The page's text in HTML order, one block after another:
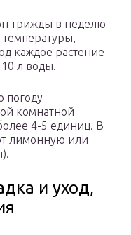
трижды в неделю
каждое растение
л воды.
погоду
комнатной
4-5 единиц. В
лимонную или
и уход,